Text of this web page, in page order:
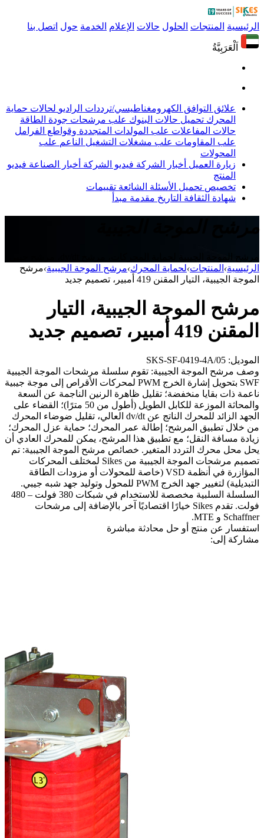
الرئيسية المنتجات الحلول حالات الإعلام الخدمة حول اتصل بنا
اَلْعَرَبِيَّةُ
علائق التوافق الكهرومغناطيسي/ترددات الراديو لحالات حماية
المحرك تحميل حالات البنوك علب مرشحات جودة الطاقة
حالات المفاعلات علب المولدات المتجددة وقواطع الفرامل
علب المقاومات علب مشغلات التشغيل الناعم علب
المحولات
زيارة العميل أخبار الشركة فيديو الشركة أخبار الصناعة فيديو
المنتج
تخصيص تحميل الأسئلة الشائعة تقييمات
شهادة الثقافة التاريخ مقدمة مبدأ
الرئيسية› المنتجات›لحماية المحرك›مرشح الموجة الجيبية›مرشح
الموجة الجيبية، التيار المقنن 419 أمبير، تصميم جديد
مرشح الموجة الجيبية، التيار
المقنن 419 أمبير، تصميم جديد
الموديل: SKS-SF-0419-4A/05
وصف مرشح الموجة الجيبية: تقوم سلسلة مرشحات الموجة الجيبية
SWF بتحويل إشارة الخرج PWM لمحركات الأقراص إلى موجة جيبية
ناعمة ذات بقايا منخفضة؛ تقليل ظاهرة الرنين الناجمة عن السعة
والمحاثة الموزعة للكابل الطويل (أطول من 50 مترًا)؛ القضاء على
الجهد الزائد للمحرك الناتج عن dv/dt العالي، تقليل ضوضاء المحرك
من خلال تطبيق المرشح؛ إطالة عمر المحرك؛ حماية عزل المحرك؛
زيادة مسافة النقل؛ مع تطبيق هذا المرشح، يمكن للمحرك العادي أن
يحل محل محرك التردد المتغير. خصائص مرشح الموجة الجيبية: تم
تصميم مرشحات الموجة الجيبية من Sikes لمختلف المحركات
المؤازرة في أنظمة VSD (خاصة للمحولات أو مزودات الطاقة
التبديلية) لتغيير جهد الخرج PWM للمحول وتوليد جهد شبه جيبي.
السلسلة السلبية مخصصة للاستخدام في شبكات 380 فولت – 480
فولت. تقدم Sikes خيارًا اقتصاديًا آخر بالإضافة إلى مرشحات
Schaffner و MTE.
استفسار عن منتج أو حل محادثة مباشرة
مشاركة إلى: